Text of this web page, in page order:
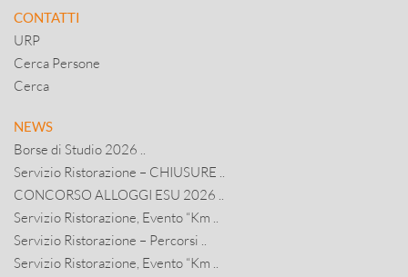
CONTATTI
URP
Cerca Persone
Cerca
NEWS
Borse di Studio 2026 ..
Servizio Ristorazione – CHIUSURE ..
CONCORSO ALLOGGI ESU 2026 ..
Servizio Ristorazione, Evento “Km ..
Servizio Ristorazione – Percorsi ..
Servizio Ristorazione, Evento “Km ..